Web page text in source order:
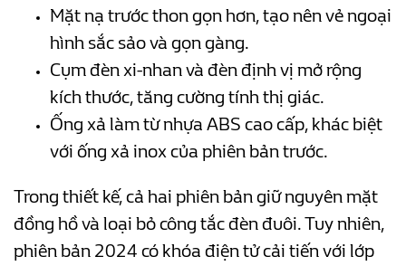
Mặt nạ trước thon gọn hơn, tạo nên vẻ ngoại
hình sắc sảo và gọn gàng.
Cụm đèn xi-nhan và đèn định vị mở rộng
kích thước, tăng cường tính thị giác.
Ống xả làm từ nhựa ABS cao cấp, khác biệt
với ống xả inox của phiên bản trước.
Trong thiết kế, cả hai phiên bản giữ nguyên mặt
đồng hồ và loại bỏ công tắc đèn đuôi. Tuy nhiên,
phiên bản 2024 có khóa điện tử cải tiến với lớp